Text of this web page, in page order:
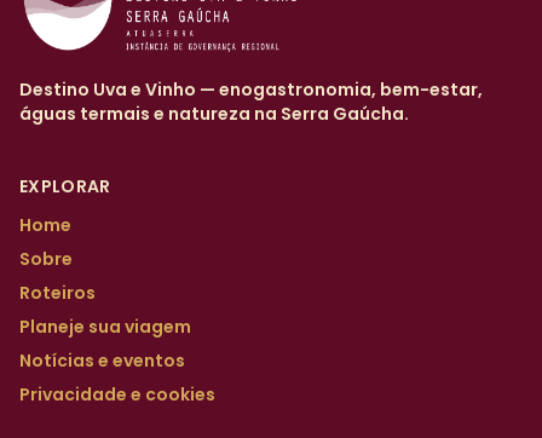
Destino Uva e Vinho — enogastronomia, bem-estar,
águas termais e natureza na Serra Gaúcha.
EXPLORAR
Home
Sobre
Roteiros
Planeje sua viagem
Notícias e eventos
Privacidade e cookies